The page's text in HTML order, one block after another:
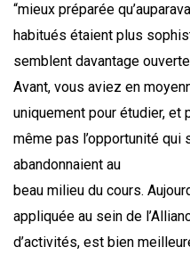
“mieux préparée
habitués étaient plus
semblent davantage
Avant, vous aviez en
uniquement pour étudier, et
même pas l’opportunité qui
abandonnaient au
beau milieu du cours.
appliquée au sein de
d’activités, est bien